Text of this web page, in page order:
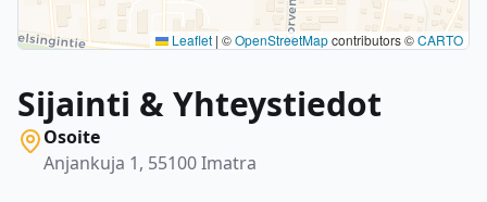
Leaflet | ©OpenStreetMapcontributors ©CARTO
Sijainti & Yhteystiedot
Osoite
Anjankuja 1, 55100 Imatra